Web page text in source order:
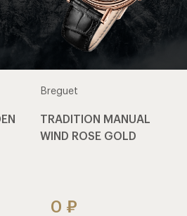
Breguet
TRADITION MANUAL
WIND ROSE GOLD
0